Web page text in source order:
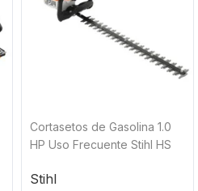
Cortasetos de Gasolina 1.0
HP Uso Frecuente Stihl HS
Stihl